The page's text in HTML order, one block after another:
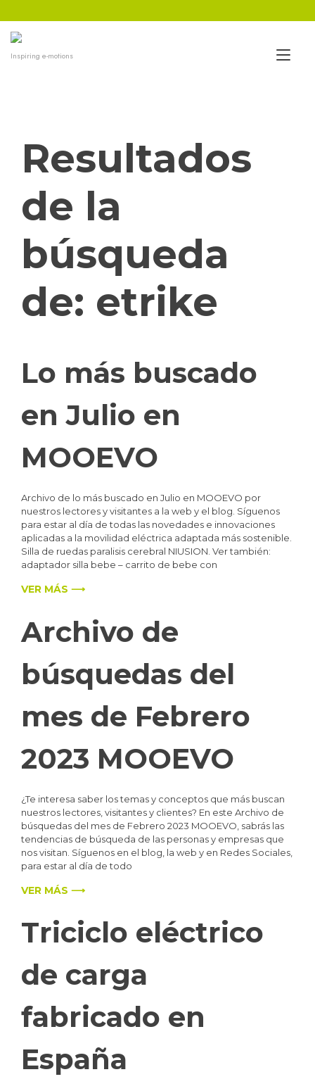
al
contenido
Inspiring e-motions
Resultados
de la
búsqueda
de: etrike
Lo más buscado
en Julio en
MOOEVO
Archivo de lo más buscado en Julio en MOOEVO por
nuestros lectores y visitantes a la web y el blog. Síguenos
para estar al día de todas las novedades e innovaciones
aplicadas a la movilidad eléctrica adaptada más sostenible.
Silla de ruedas paralisis cerebral NIUSION. Ver también:
adaptador silla bebe – carrito de bebe con
VER MÁS ⟶
Archivo de
búsquedas del
mes de Febrero
2023 MOOEVO
¿Te interesa saber los temas y conceptos que más buscan
nuestros lectores, visitantes y clientes? En este Archivo de
búsquedas del mes de Febrero 2023 MOOEVO, sabrás las
tendencias de búsqueda de las personas y empresas que
nos visitan. Síguenos en el blog, la web y en Redes Sociales,
para estar al día de todo
VER MÁS ⟶
Triciclo eléctrico
de carga
fabricado en
España